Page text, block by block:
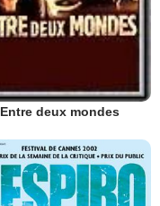
Entre deux mondes